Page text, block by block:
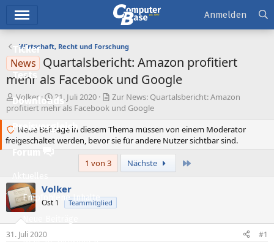
Ticker
Tests
Downloads
Preisvergleich
Forum
Aktuelles
Empfohlene Inhalte
Neue Beiträge
Neueste Aktivitäten
Anmelden
Wirtschaft, Recht und Forschung
News Quartalsbericht: Amazon profitiert
mehr als Facebook und Google
E
r
e
r
Volker
E
r
t
e
l
a
m
31. Juli 2020
Zur News: Quartalsbericht: Amazon
profitiert mehr als Facebook und Google
Neue Beiträge in diesem Thema müssen von einem Moderator
freigeschaltet werden, bevor sie für andere Nutzer sichtbar sind.
1 von 3 Nächste
Volker
Ost 1 Teammitglied
31. Juli 2020 #1